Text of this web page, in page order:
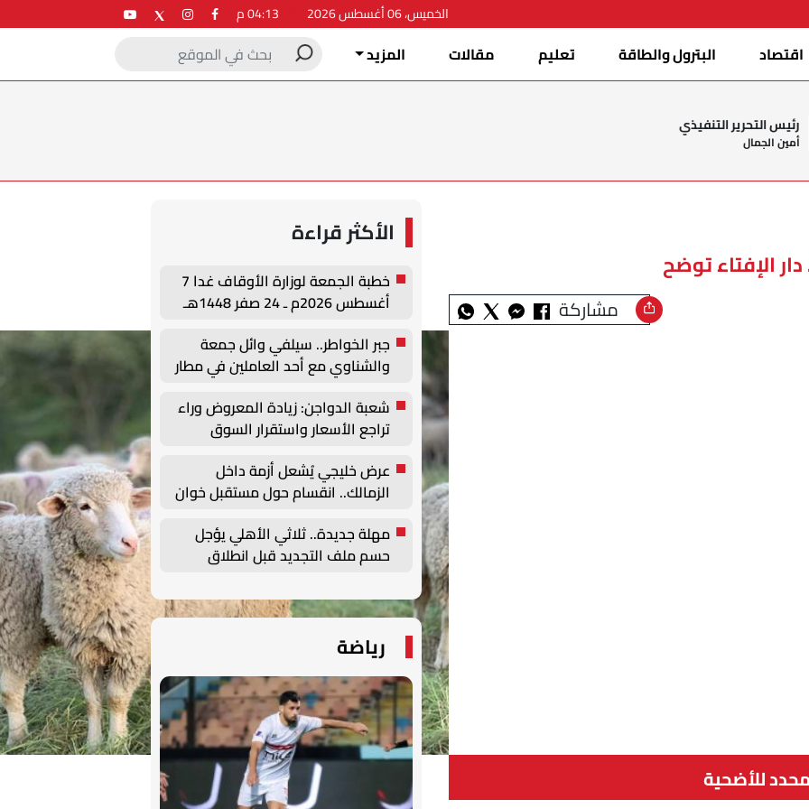
الخميس، 06 أغسطس 2026
اقتصاد البترول والطاقة تعليم مقالات المزيد
رئيس التحرير التنفيذي
أمين الجمال
الإفتاء توضح
مشاركة
للأضحية
الأكثر قراءة
خطبة الجمعة لوزارة الأوقاف غدا 7
أغسطس 2026م ـ 24 صفر 1448هـ
جبر الخواطر.. سيلفي وائل جمعة
والشناوي مع أحد العاملين في مطار
شعبة الدواجن: زيادة المعروض وراء
تراجع الأسعار واستقرار السوق
عرض خليجي يُشعل أزمة داخل
الزمالك.. انقسام حول مستقبل خوان
مهلة جديدة.. ثلاثي الأهلي يؤجل
حسم ملف التجديد قبل انطلاق
رياضة